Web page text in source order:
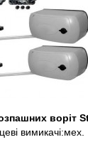
воріт
вимикачі:мех.